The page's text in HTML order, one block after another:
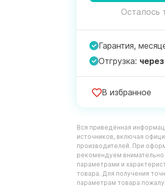
Осталось
Гарантия,
Отгрузка:
В избранное
Вся приведённая
источников, включая
производителей. При
рекомендуем внимательно
параметрами и
товара. Для получения
параметрам товара